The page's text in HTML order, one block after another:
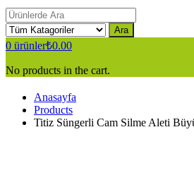
Ara
0 ürünler₺0.00
No products in the cart.
Anasayfa
Products
Titiz Süngerli Cam Silme Aleti